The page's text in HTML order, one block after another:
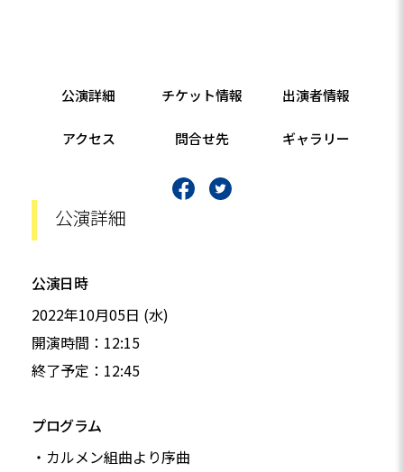
公演詳細
公演日時
2022年10月05日 (水)
開演時間：12:15
終了予定：12:45
プログラム
・カルメン組曲より序曲
公演詳細 チケット情報 出演者情報
アクセス 問合せ先 ギャラリー